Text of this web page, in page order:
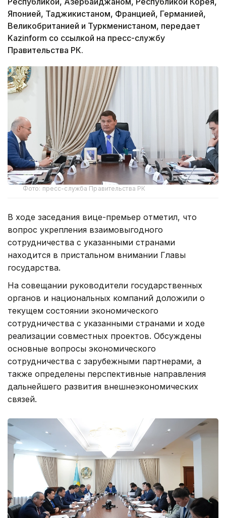
Японией, Таджикистаном, Францией, Германией,
Великобританией и Туркменистаном, передает
Kazinform со ссылкой на пресс-службу
Правительства РК.
Фото: пресс-служба Правительства РК
В ходе заседания вице-премьер отметил, что
вопрос укрепления взаимовыгодного
сотрудничества с указанными странами
находится в пристальном внимании Главы
государства.
На совещании руководители государственных
органов и национальных компаний доложили о
текущем состоянии экономического
сотрудничества с указанными странами и ходе
реализации совместных проектов. Обсуждены
основные вопросы экономического
сотрудничества с зарубежными партнерами, а
также определены перспективные направления
дальнейшего развития внешнеэкономических
связей.